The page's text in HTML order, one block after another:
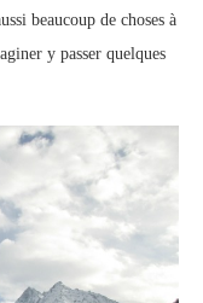
beaucoup de choses à
y passer quelques